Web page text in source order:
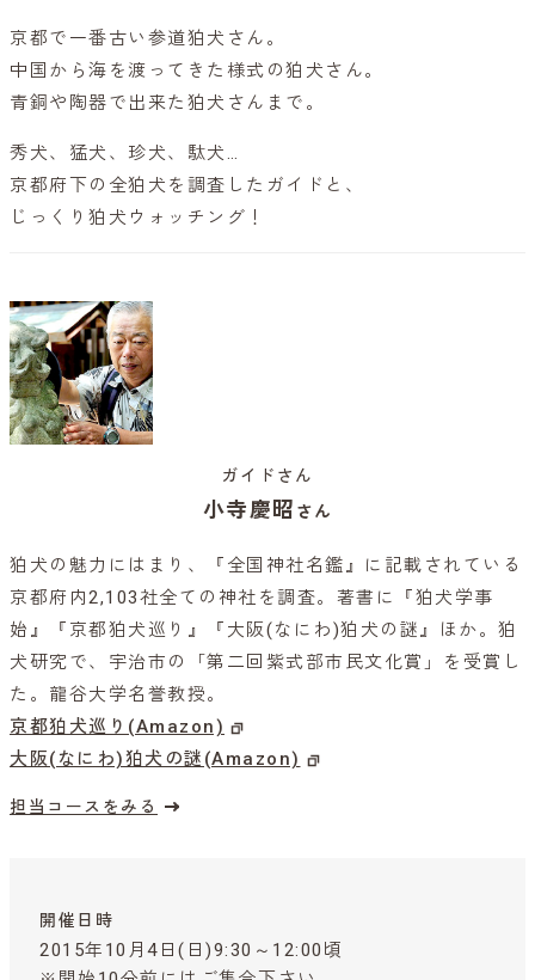
京都で一番古い参道狛犬さん。
中国から海を渡ってきた様式の狛犬さん。
青銅や陶器で出来た狛犬さんまで。
秀犬、猛犬、珍犬、駄犬…
京都府下の全狛犬を調査したガイドと、
じっくり狛犬ウォッチング！
ガイドさん
小寺慶昭 さん
狛犬の魅力にはまり、『全国神社名鑑』に記載されている
京都府内2,103社全ての神社を調査。著書に『狛犬学事
始』『京都狛犬巡り』『大阪(なにわ)狛犬の謎』ほか。狛
犬研究で、宇治市の「第二回紫式部市民文化賞」を受賞し
た。龍谷大学名誉教授。
京都狛犬巡り(Amazon)
大阪(なにわ)狛犬の謎(Amazon)
担当コースをみる
開催日時
2015年10月4日(日)9:30～12:00頃